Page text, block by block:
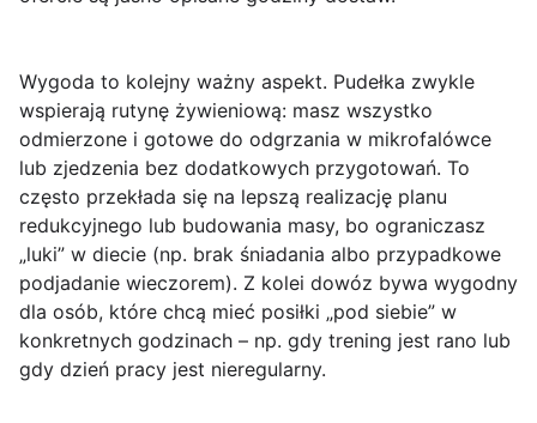
Wygoda to kolejny ważny aspekt. Pudełka zwykle
wspierają rutynę żywieniową: masz wszystko
odmierzone i gotowe do odgrzania w mikrofalówce
lub zjedzenia bez dodatkowych przygotowań. To
często przekłada się na lepszą realizację planu
redukcyjnego lub budowania masy, bo ograniczasz
„luki” w diecie (np. brak śniadania albo przypadkowe
podjadanie wieczorem). Z kolei dowóz bywa wygodny
dla osób, które chcą mieć posiłki „pod siebie” w
konkretnych godzinach – np. gdy trening jest rano lub
gdy dzień pracy jest nieregularny.